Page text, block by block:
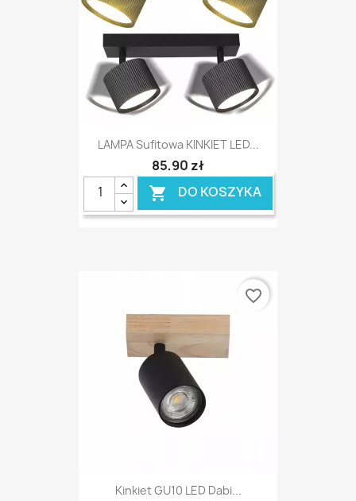
LAMPA Sufitowa KINKIET LED...
85,90 zł
 DO KOSZYKA
Kinkiet GU10 LED Dabi...
favorite_border